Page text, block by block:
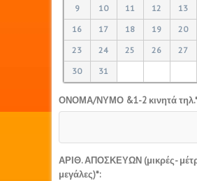
9 10 11 12 13
16
17 18 19 20
23
24 25 26 27
30
31
ΟΝΟΜΑ/ΝΥΜΟ &1-2 κινητά
ΑΡΙΘ. ΑΠΟΣΚΕΥΩΝ (μικρές-
μεγάλες)*: